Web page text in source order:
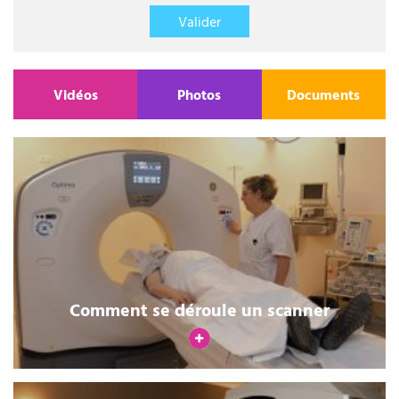
Valider
Vidéos Photos Documents
Comment se déroule un scanner
V
o